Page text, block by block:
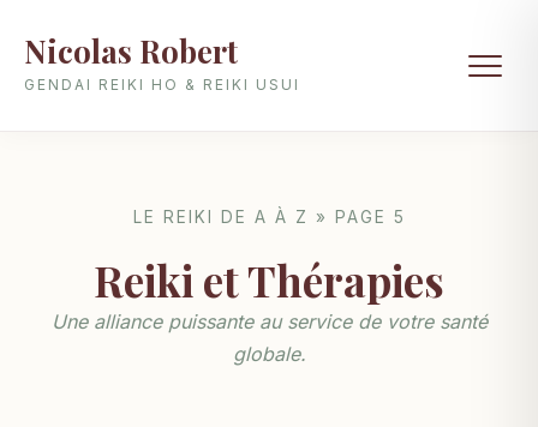
Nicolas Robert
GENDAI REIKI HO & REIKI USUI
LE REIKI DE A À Z » PAGE 5
Reiki et Thérapies
Une alliance puissante au service de votre santé
globale.